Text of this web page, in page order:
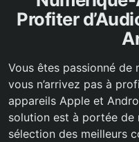
Profiter
Vous êtes passionné de
vous n’arrivez pas à
appareils Apple et
solution est à portée de
sélection des meilleurs